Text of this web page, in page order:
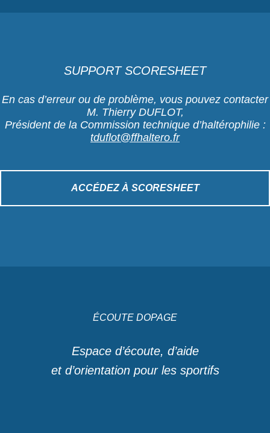
SUPPORT SCORESHEET
En cas d’erreur ou de problème, vous pouvez contacter
M. Thierry DUFLOT,
Président de la Commission technique d’haltérophilie :
tduflot@ffhaltero.fr
ACCÉDEZ À SCORESHEET
ÉCOUTE DOPAGE
Espace d’écoute, d’aide
et d’orientation pour les sportifs